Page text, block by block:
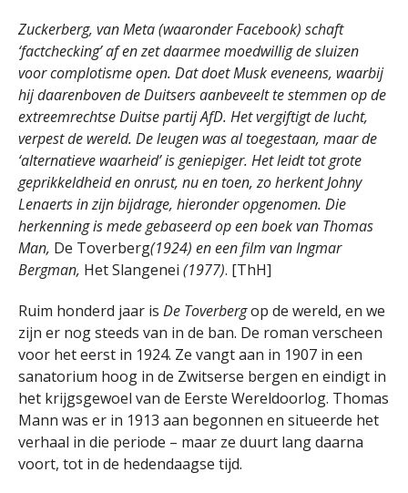
Zuckerberg, van Meta (waaronder Facebook) schaft
‘factchecking’ af en zet daarmee moedwillig de sluizen
voor complotisme open. Dat doet Musk eveneens, waarbij
hij daarenboven de Duitsers aanbeveelt te stemmen op de
extreemrechtse Duitse partij AfD. Het vergiftigt de lucht,
verpest de wereld. De leugen was al toegestaan, maar de
‘alternatieve waarheid’ is geniepiger. Het leidt tot grote
geprikkeldheid en onrust, nu en toen, zo herkent Johny
Lenaerts in zijn bijdrage, hieronder opgenomen. Die
herkenning is mede gebaseerd op een boek van Thomas
Man, De Toverberg(1924) en een film van Ingmar
Bergman, Het Slangenei (1977). [ThH]
Ruim honderd jaar is De Toverbergop de wereld, en we
zijn er nog steeds van in de ban. De roman verscheen
voor het eerst in 1924. Ze vangt aan in 1907 in een
sanatorium hoog in de Zwitserse bergen en eindigt in
het krijgsgewoel van de Eerste Wereldoorlog. Thomas
Mann was er in 1913 aan begonnen en situeerde het
verhaal in die periode – maar ze duurt lang daarna
voort, tot in de hedendaagse tijd.